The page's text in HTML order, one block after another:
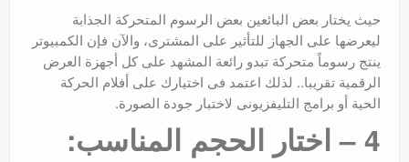
حيث يختار بعض البائعين بعض الرسوم المتحركة الجذابة
ليعرضها على الجهاز للتأثير على المشترى، والآن فإن الكمبيوتر
ينتج رسوماً متحركة تبدو رائعة المشهد على كل أجهزة العرض
الرقمية تقريبا.. لذلك اعتمد فى اختيارك على أفلام الحركة
الحية أو برامج التليفزيونى لاختبار جودة الصورة.
4 – اختار الحجم المناسب: